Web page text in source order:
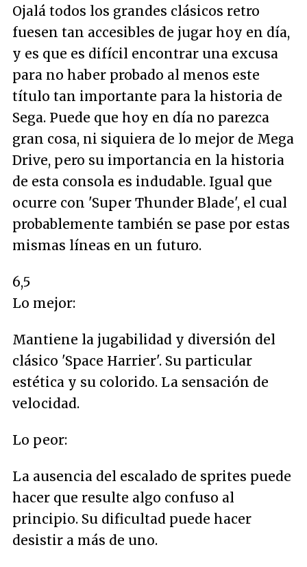
Ojalá todos los grandes clásicos retro
fuesen tan accesibles de jugar hoy en día,
y es que es difícil encontrar una excusa
para no haber probado al menos este
título tan importante para la historia de
Sega. Puede que hoy en día no parezca
gran cosa, ni siquiera de lo mejor de Mega
Drive, pero su importancia en la historia
de esta consola es indudable. Igual que
ocurre con 'Super Thunder Blade', el cual
probablemente también se pase por estas
mismas líneas en un futuro.
6,5
Lo mejor:
Mantiene la jugabilidad y diversión del
clásico 'Space Harrier'. Su particular
estética y su colorido. La sensación de
velocidad.
Lo peor:
La ausencia del escalado de sprites puede
hacer que resulte algo confuso al
principio. Su dificultad puede hacer
desistir a más de uno.